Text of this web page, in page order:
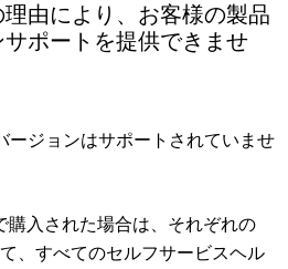
由により、お客様の製品
ポートを提供できませ
ージョンはサポートされていませ
購入された場合は、それぞれの
、すべてのセルフサービスヘル